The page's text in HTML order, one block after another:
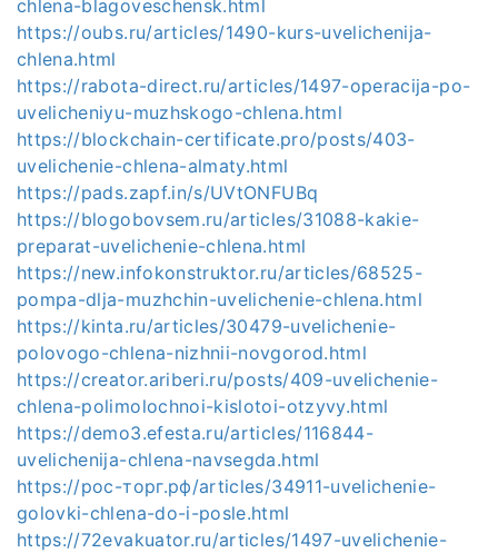
chlena-blagoveschensk.html
https://oubs.ru/articles/1490-kurs-uvelichenija-
chlena.html
https://rabota-direct.ru/articles/1497-operacija-po-
uvelicheniyu-muzhskogo-chlena.html
https://blockchain-certificate.pro/posts/403-
uvelichenie-chlena-almaty.html
https://pads.zapf.in/s/UVtONFUBq
https://blogobovsem.ru/articles/31088-kakie-
preparat-uvelichenie-chlena.html
https://new.infokonstruktor.ru/articles/68525-
pompa-dlja-muzhchin-uvelichenie-chlena.html
https://kinta.ru/articles/30479-uvelichenie-
polovogo-chlena-nizhnii-novgorod.html
https://creator.ariberi.ru/posts/409-uvelichenie-
chlena-polimolochnoi-kislotoi-otzyvy.html
https://demo3.efesta.ru/articles/116844-
uvelichenija-chlena-navsegda.html
https://рос-торг.рф/articles/34911-uvelichenie-
golovki-chlena-do-i-posle.html
https://72evakuator.ru/articles/1497-uvelichenie-